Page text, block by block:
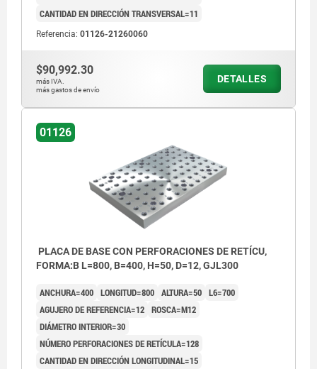
CANTIDAD EN DIRECCIÓN TRANSVERSAL=11
Referencia: 01126-21260060
$90,992.30
más IVA.
más gastos de envío
DETALLES
01126
PLACA DE BASE CON PERFORACIONES DE RETÍCU,
FORMA:B L=800, B=400, H=50, D=12, GJL300
ANCHURA=400 LONGITUD=800 ALTURA=50 L6=700
AGUJERO DE REFERENCIA=12 ROSCA=M12
DIÁMETRO INTERIOR=30
NÚMERO PERFORACIONES DE RETÍCULA=128
CANTIDAD EN DIRECCIÓN LONGITUDINAL=15